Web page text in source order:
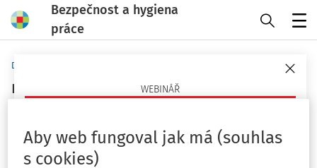
Bezpečnost a hygiena
práce
WEBINÁŘ
Co jsou, proč teď pálí a jak je opřít o právo a praxi
Domů
manipulant distribučního centra -
Sledovat téma
Aby web fungoval jak má (souhlas
s cookies)